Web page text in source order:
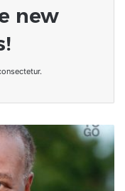
new